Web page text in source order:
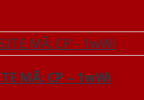
MÃ: CP – 1wWi